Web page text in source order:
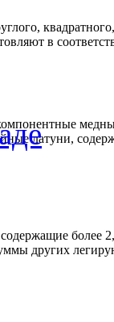
в
латуни,
других